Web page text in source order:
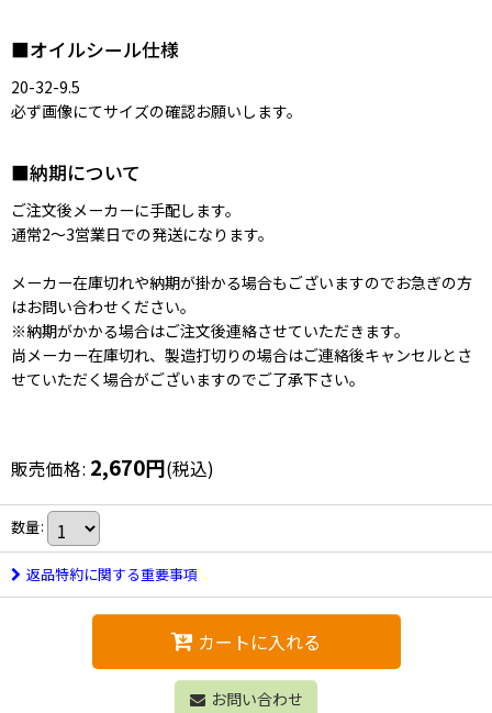
■オイルシール仕様
20-32-9.5
必ず画像にてサイズの確認お願いします。
■納期について
ご注文後メーカーに手配します。
通常2〜3営業日での発送になります。
メーカー在庫切れや納期が掛かる場合もございますのでお急ぎの方
はお問い合わせください。
※納期がかかる場合はご注文後連絡させていただきます。
尚メーカー在庫切れ、製造打切りの場合はご連絡後キャンセルとさ
せていただく場合がございますのでご了承下さい。
販売価格: 2,670円(税込)
数量:
返品特約に関する重要事項
カートに入れる
お問い合わせ